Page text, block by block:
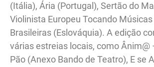
(Itália), Ária (Portugal), Sertão do
Violinista Europeu Tocando
Brasileiras (Eslováquia). A edição
várias estreias locais, como Ânim@
Pão (Anexo Bando de Teatro), E se